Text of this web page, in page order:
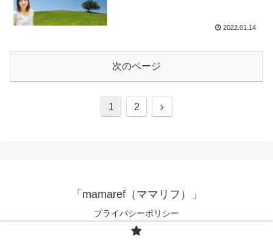
2022.01.14
次のページ
1 2
「mamaref（ママリフ）」
プライバシーポリシー
© 2022 「mamaref（ママリフ）」.